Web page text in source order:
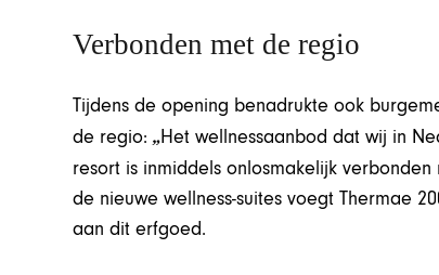
Verbonden met de regio
Tijdens de opening benadrukte ook
de regio: „Het wellnessaanbod dat wij in
resort is inmiddels onlosmakelijk
de nieuwe wellness-suites voegt Thermae
aan dit erfgoed.